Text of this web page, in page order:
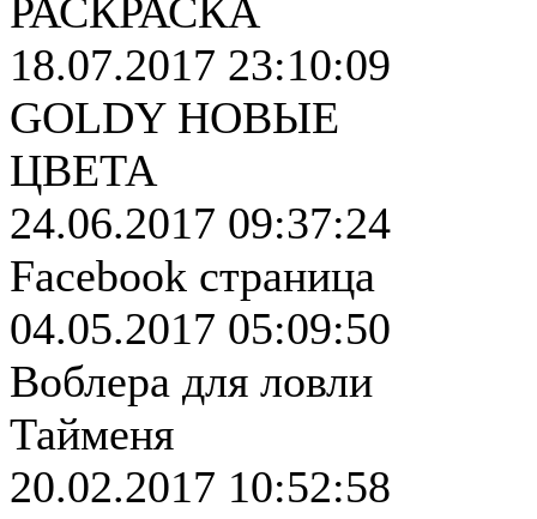
РАСКРАСКА
18.07.2017 23:10:09
GOLDY НОВЫЕ
ЦВЕТА
24.06.2017 09:37:24
Facebook страница
04.05.2017 05:09:50
Воблера для ловли
Тайменя
20.02.2017 10:52:58